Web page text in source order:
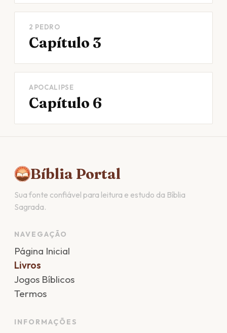
2 PEDRO
Capítulo 3
APOCALIPSE
Capítulo 6
Bíblia Portal
Sua fonte confiável para leitura e estudo da Bíblia
Sagrada.
NAVEGAÇÃO
Página Inicial
Livros
Jogos Bíblicos
Termos
INFORMAÇÕES